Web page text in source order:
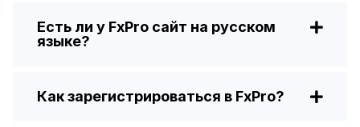
Есть ли у FxPro сайт на русском
языке?
Как зарегистрироваться в FxPro?